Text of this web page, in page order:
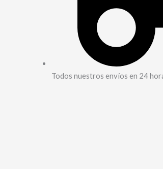
Todos nuestros envíos en 24